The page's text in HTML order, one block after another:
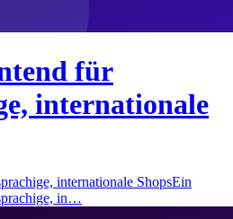
für
internationale
internationale ShopsEin
in…